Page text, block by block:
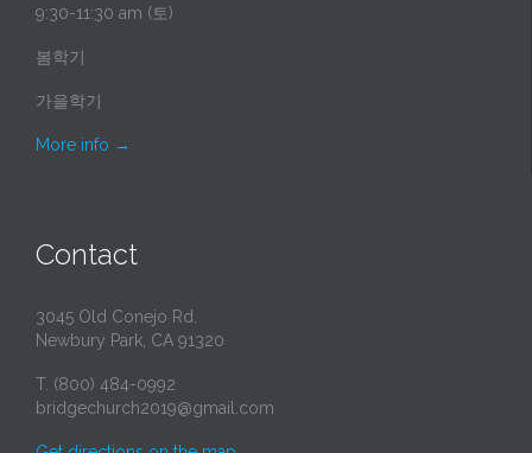
9:30-11:30 am (토)
봄학기
가을학기
More info →
Contact
3045 Old Conejo Rd.
Newbury Park, CA 91320
T. (800) 484-0992
bridgechurch2019@gmail.com